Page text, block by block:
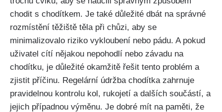
chodit ⁤s chodítkem. Je ⁢také důležité dbát na správné
‌rozmístění těžiště těla při ‌chůzi, aby‌ se
minimalizovalo riziko vykloubení nebo pádu. A pokud
uživatel⁤ cítí nějakou nepohodlí nebo ‌závadu na
chodítku, je důležité okamžitě řešit tento problém a
zjistit příčinu. Regelární údržba chodítka zahrnuje
pravidelnou kontrolu kol, rukojetí a dalších​ součástí,⁢ a
jejich případnou výměnu. ‌Je dobré mít na paměti, že